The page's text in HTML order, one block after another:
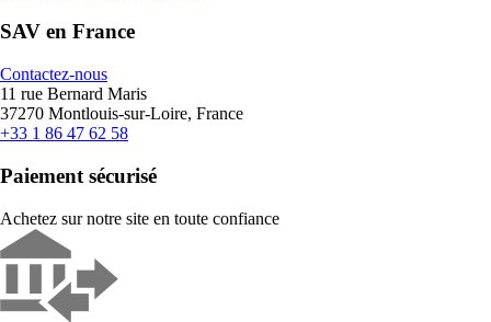
SAV en France
Contactez-nous
11 rue Bernard Maris
37270 Montlouis-sur-Loire, France
+33 1 86 47 62 58
Paiement sécurisé
Achetez sur notre site en toute confiance